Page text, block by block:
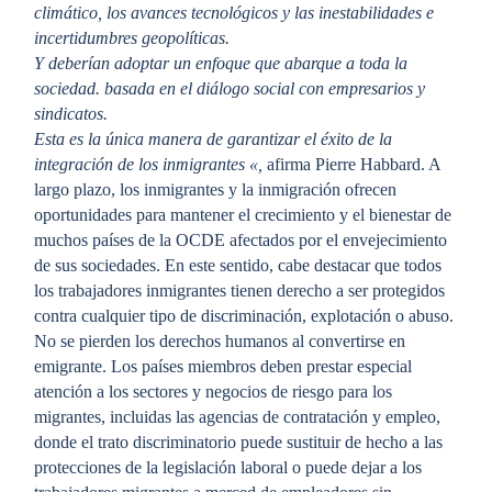
climático, los avances tecnológicos y las inestabilidades e
incertidumbres geopolíticas.
Y deberían adoptar un enfoque que abarque a toda la
sociedad.basada en el diálogo social con empresarios y
sindicatos.
Esta es la única manera de garantizar el éxito de la
integración de los inmigrantes «,afirma Pierre Habbard. A
largo plazo, los inmigrantes y la inmigración ofrecen
oportunidades para mantener el crecimiento y el bienestar de
muchos países de la OCDE afectados por el envejecimiento
de sus sociedades. En este sentido, cabe destacar que todos
los trabajadores inmigrantes tienen derecho a ser protegidos
contra cualquier tipo de discriminación, explotación o abuso.
No se pierden los derechos humanos al convertirse en
emigrante. Los países miembros deben prestar especial
atención a los sectores y negocios de riesgo para los
migrantes, incluidas las agencias de contratación y empleo,
donde el trato discriminatorio puede sustituir de hecho a las
protecciones de la legislación laboral o puede dejar a los